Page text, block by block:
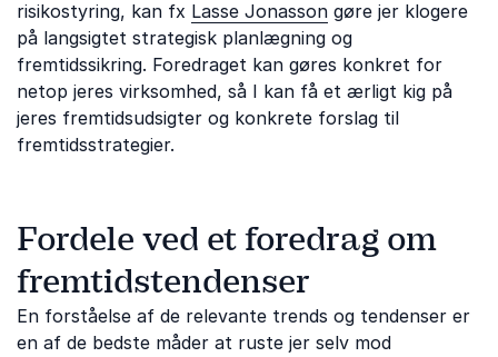
risikostyring, kan fx Lasse Jonasson gøre jer klogere
på langsigtet strategisk planlægning og
fremtidssikring. Foredraget kan gøres konkret for
netop jeres virksomhed, så I kan få et ærligt kig på
jeres fremtidsudsigter og konkrete forslag til
fremtidsstrategier.
Fordele ved et foredrag om
fremtidstendenser
En forståelse af de relevante trends og tendenser er
en af de bedste måder at ruste jer selv mod